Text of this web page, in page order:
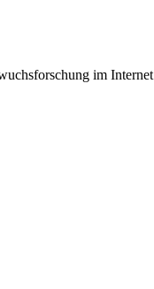
im Internet